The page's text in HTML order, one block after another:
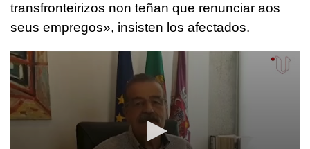
transfronteirizos non teñan que renunciar aos
seus empregos», insisten los afectados.
0
seconds
of
41
seconds